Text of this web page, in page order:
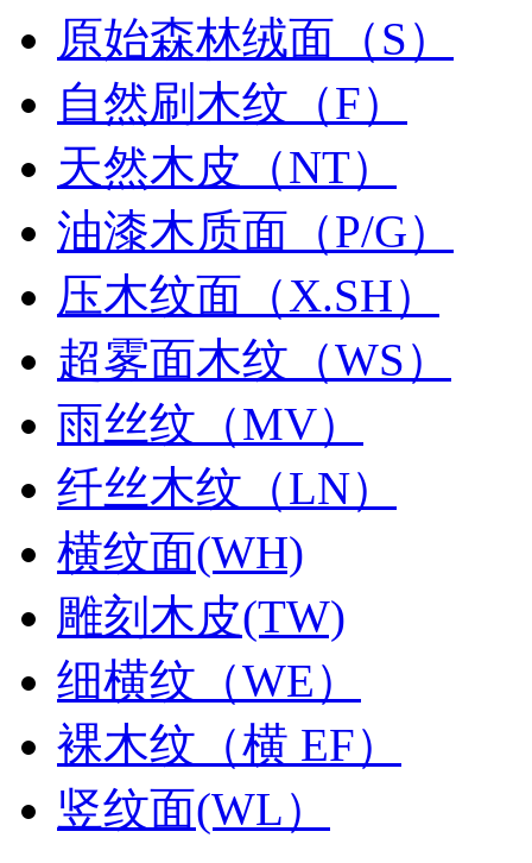
原始森林绒面（S）
自然刷木纹（F）
天然木皮（NT）
油漆木质面（P/G）
压木纹面（X.SH）
超雾面木纹（WS）
雨丝纹（MV）
纤丝木纹（LN）
横纹面(WH)
雕刻木皮(TW)
细横纹（WE）
裸木纹（横 EF）
竖纹面(WL）